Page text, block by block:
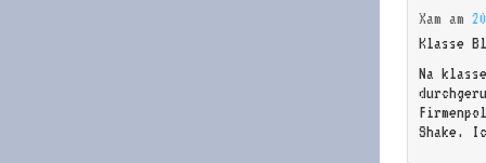
Xam am
Klasse
Na
Shake.